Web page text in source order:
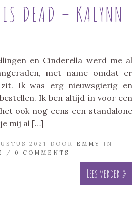
DEAD – KALYNN
en Cinderella werd me al
met name omdat er
Ik was erg nieuwsgierig en
Ik ben altijd in voor een
ook nog eens een standalone
mij al […]
2021 DOOR EMMY
IN
/ 0 COMMENTS
Lees verder »